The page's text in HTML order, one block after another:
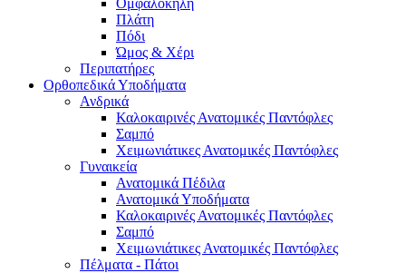
Ομφαλοκήλη
Πλάτη
Πόδι
Ώμος & Χέρι
Περιπατήρες
Ορθοπεδικά Υποδήματα
Ανδρικά
Καλοκαιρινές Ανατομικές Παντόφλες
Σαμπό
Χειμωνιάτικες Ανατομικές Παντόφλες
Γυναικεία
Ανατομικά Πέδιλα
Ανατομικά Υποδήματα
Καλοκαιρινές Ανατομικές Παντόφλες
Σαμπό
Χειμωνιάτικες Ανατομικές Παντόφλες
Πέλματα - Πάτοι